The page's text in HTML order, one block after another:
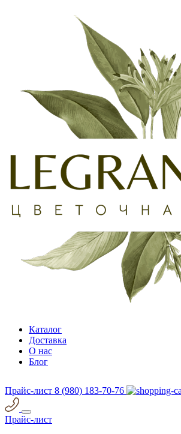
Каталог
Доставка
О нас
Блог
Прайс-лист 8 (980) 183-70-76
Прайс-лист